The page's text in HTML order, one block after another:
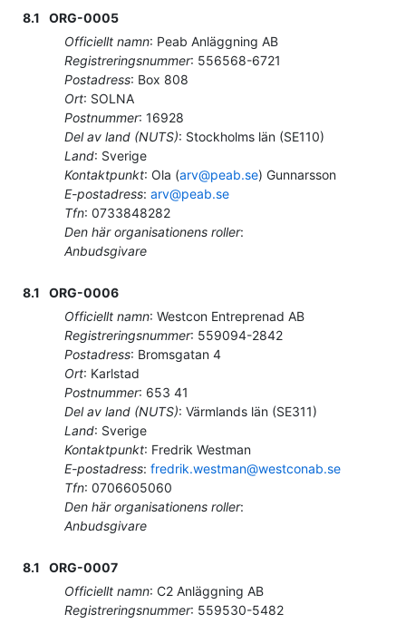
8.1
ORG-0005
Officiellt namn: Peab Anläggning AB
Registreringsnummer: 556568-6721
Postadress: Box 808
Ort: SOLNA
Postnummer: 16928
Del av land (NUTS): Stockholms län (SE110)
Land: Sverige
Kontaktpunkt: Ola (arv@peab.se) Gunnarsson
E-postadress: arv@peab.se
Tfn: 0733848282
Den här organisationens roller:
Anbudsgivare
8.1
ORG-0006
Officiellt namn: Westcon Entreprenad AB
Registreringsnummer: 559094-2842
Postadress: Bromsgatan 4
Ort: Karlstad
Postnummer: 653 41
Del av land (NUTS): Värmlands län (SE311)
Land: Sverige
Kontaktpunkt: Fredrik Westman
E-postadress: fredrik.westman@westconab.se
Tfn: 0706605060
Den här organisationens roller:
Anbudsgivare
8.1
ORG-0007
Officiellt namn: C2 Anläggning AB
Registreringsnummer: 559530-5482